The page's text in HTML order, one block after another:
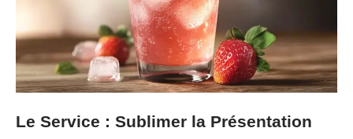
Le Service : Sublimer la Présentation